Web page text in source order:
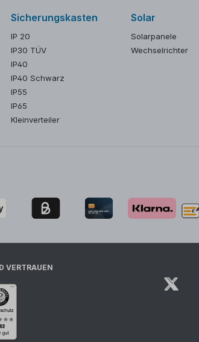
Sicherungskasten
IP 20
IP30 TÜV
IP40
IP40 Schwarz
IP55
IP65
Kleinverteiler
Solar
Solarpanele
Wechselrichter
VERTRAUEN